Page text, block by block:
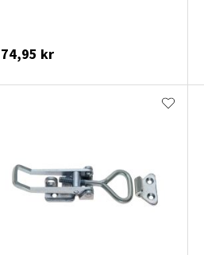
74,95 kr